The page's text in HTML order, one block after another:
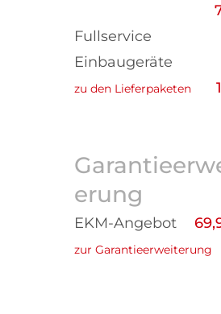
Fullservice
Einbaugeräte
zu den Lieferpaketen
erung
EKM-Angebot
zur Garantieerweiterung